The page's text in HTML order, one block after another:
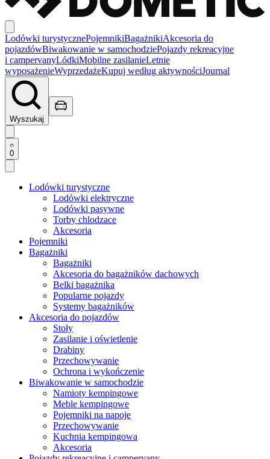
Lodówki turystycznePojemnikiBagażnikiAkcesoria do
pojazdówBiwakowanie w samochodziePojazdy rekreacyjne
i campervanyLódkiMobilne zasilanieLetnie
wyposażenieWyprzedażeKupuj według aktywnościJournal
Wyszukaj
0
Lodówki turystyczne
Lodówki elektryczne
Lodówki pasywne
Torby chlodzace
Akcesoria
Pojemniki
Bagażniki
Bagażniki
Akcesoria do bagażników dachowych
Belki bagażnika
Popularne pojazdy
Systemy bagażników
Akcesoria do pojazdów
Stoły
Zasilanie i oświetlenie
Drabiny
Przechowywanie
Ochrona i wykończenie
Biwakowanie w samochodzie
Namioty kempingowe
Meble kempingowe
Pojemniki na napoje
Przechowywanie
Kuchnia kempingowa
Akcesoria